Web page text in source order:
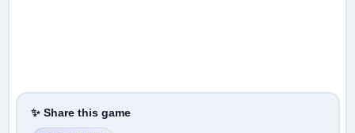
✨ Share this game